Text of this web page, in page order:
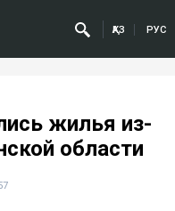
ҚАЗ РУС
жилья из-
области